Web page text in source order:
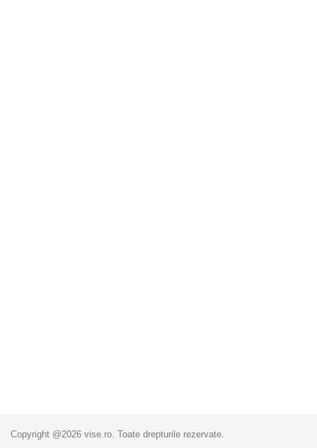
Copyright @2026 vise.ro. Toate drepturile rezervate.